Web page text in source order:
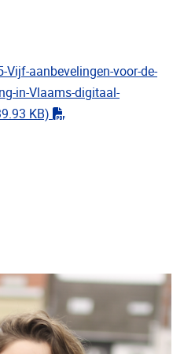
Vijf-aanbevelingen-voor-de-
in-Vlaams-digitaal-
KB) "pdf"